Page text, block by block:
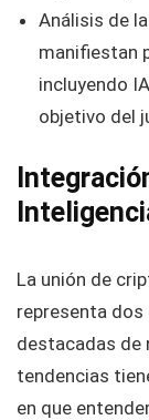
Análisis de
manifiestan
incluyendo
objetivo del
La unión de
representa
destacadas de
tendencias
en que